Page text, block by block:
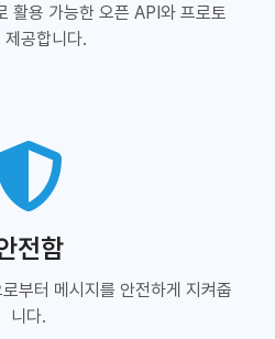
활용 가능한 오픈 API와 프로토
제공합니다.
전함
부터 메시지를 안전하게 지켜줍
니다.